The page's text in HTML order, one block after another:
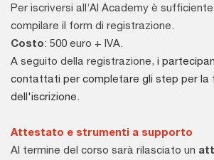
Per iscriversi all’AI Academy è
compilare il form di registrazione.
Costo: 500 euro + IVA.
A seguito della registrazione, i
contattati per completare gli step per la
dell'iscrizione.
Attestato e strumenti a supporto
Al termine del corso sarà rilasciato un